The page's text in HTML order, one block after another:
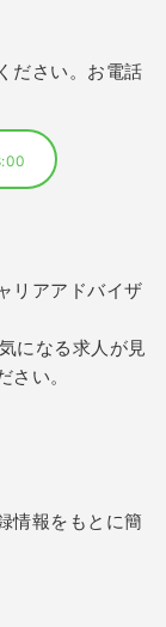
ださい。お電話
リアアドバイザ
になる求人が見
い。
情報をもとに簡